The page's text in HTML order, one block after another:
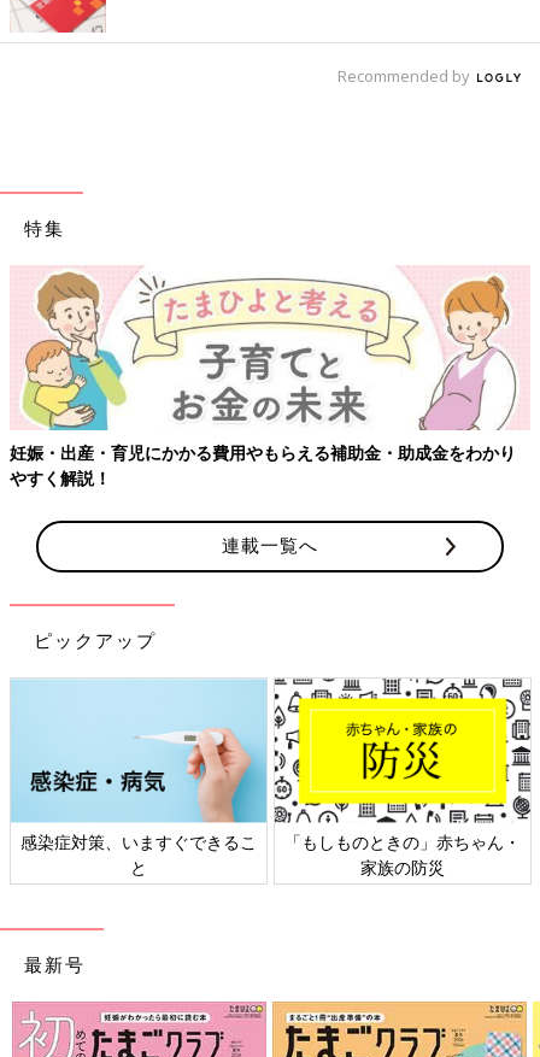
Recommended by
特集
妊娠・出産・育児にかかる費用やもらえる補助金・助成金をわかり
やすく解説！
連載一覧へ
ピックアップ
感染症対策、いますぐできるこ
と
「もしものときの」赤ちゃん・
家族の防災
最新号